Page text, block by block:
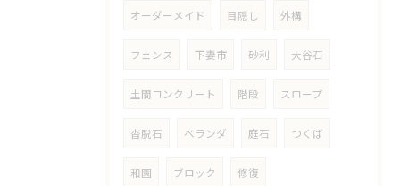
オーダーメイド 目隠し 外構
フェンス 下妻市 砂利 大谷石
土間コンクリート 階段 スロープ
沓脱石 ベランダ 庭石 つくば
和園 ブロック 修復